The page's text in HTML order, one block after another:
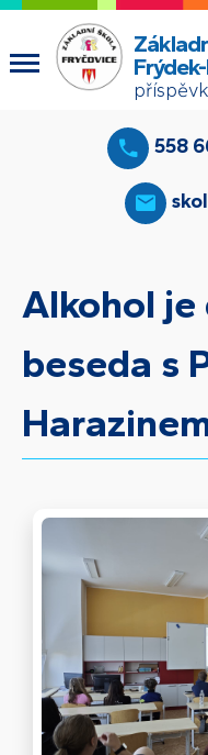
558
Alkohol je
beseda s